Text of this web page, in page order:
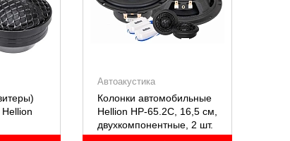
Автоакустика
Колонки автомобильные
Hellion HP-65.2С, 16,5 см,
двухкомпонентные, 2 шт.